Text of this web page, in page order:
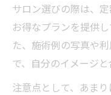
サロン選びの際は、定
お得なプランを提供
た、施術例の写真や
で、自分のイメージと
注意点として、あま